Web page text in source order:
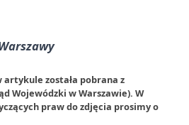
została pobrana z
Wojewódzki w Warszawie). W
praw do zdjęcia prosimy o